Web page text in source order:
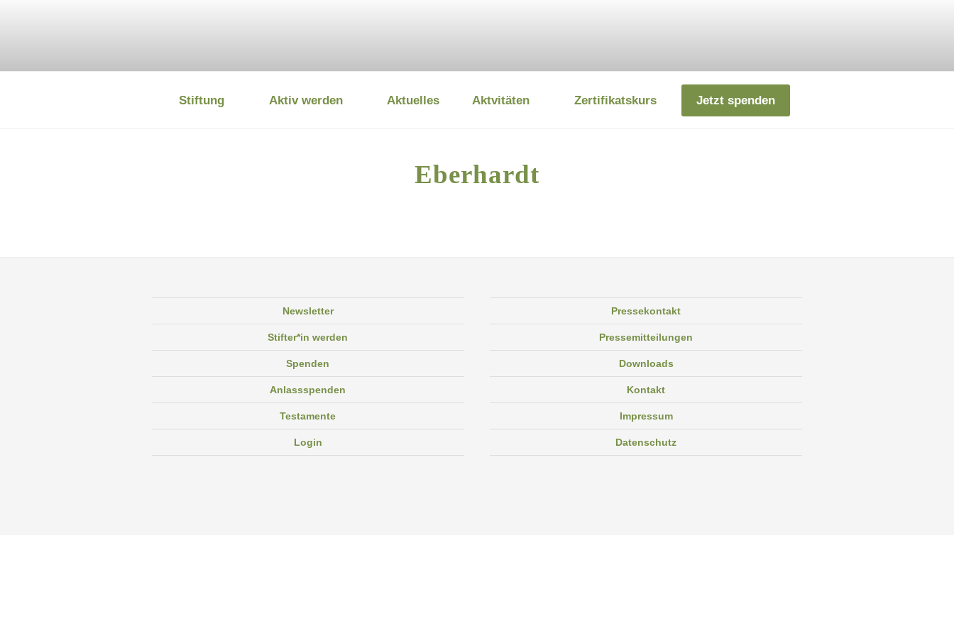
DEUTSCHE UMWELTSTIFTUNG
Stiftung Aktiv werden Aktuelles Aktvitäten Zertifikatskurs Jetzt spenden
Eberhardt
Newsletter
Stifter*in werden
Spenden
Anlassspenden
Testamente
Login
Pressekontakt
Pressemitteilungen
Downloads
Kontakt
Impressum
Datenschutz